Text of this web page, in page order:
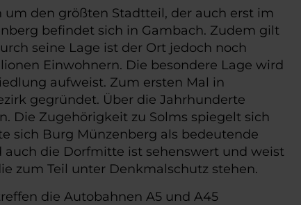
den größten Stadtteil, der auch erst im
befindet sich in Gambach. Zudem gilt
seine Lage ist der Ort jedoch noch
Einwohnern. Die besondere Lage wird
aufweist. Zum ersten Mal in
gegründet. Über die Jahrhunderte
Die Zugehörigkeit zu Solms spiegelt sich
sich Burg Münzenberg als bedeutende
die Dorfmitte ist sehenswert und weist
zum Teil unter Denkmalschutz stehen.
die Autobahnen A5 und A45